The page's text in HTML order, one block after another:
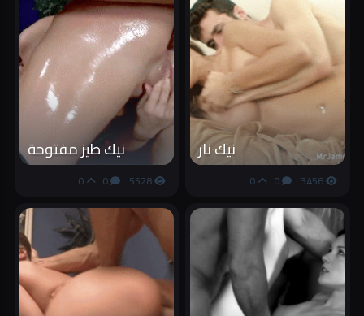
نيك نار
3456
0
0
نيك طيز مفتوحة
5528
0
0